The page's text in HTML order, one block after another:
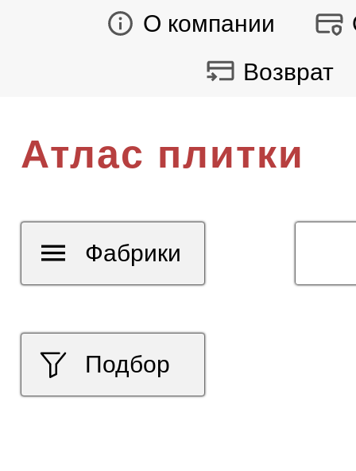
О компании
Возврат
Атлас плитки
Подбор
Фабрики